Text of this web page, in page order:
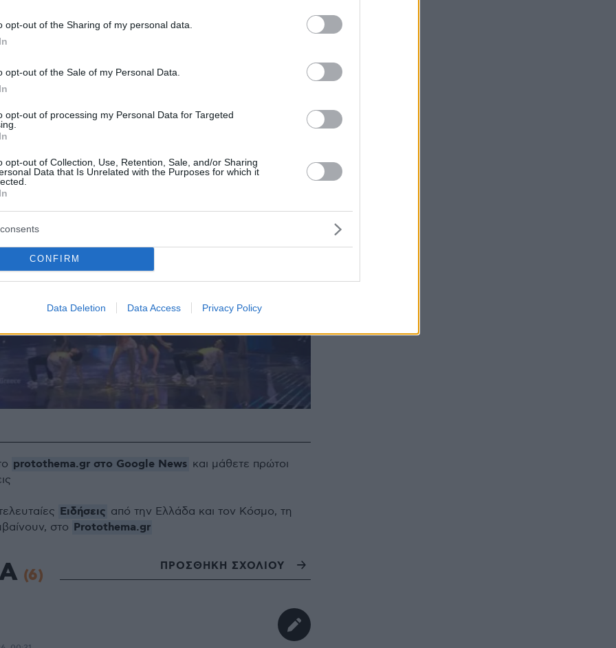
opt-out of the Sharing of my personal data.
opt-out of the Sale of my Personal Data.
opt-out of processing my Personal Data for Targeted
opt-out of Collection, Use, Retention, Sale, and/or Sharing
Data that Is Unrelated with the Purposes for which it
CONFIRM
Data Deletion Data Access Privacy Policy
της Ελευθερίας Ελευθερίου στη
το 2012
protothema.gr στο Google News και μάθετε πρώτοι
Ειδήσεις από την Ελλάδα και τον Κόσμο, τη
στο Protothema.gr
(6) ΠΡΟΣΘΗΚΗ ΣΧΟΛΙΟΥ